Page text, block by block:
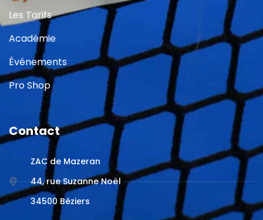
Les Tarifs
Académie
Événements
Pro Shop
Contact
ZAC de Mazeran
44, rue Suzanne Noël
34500 Béziers